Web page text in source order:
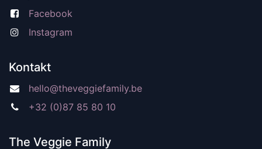
Facebook
Instagram
Kontakt
hello@theveggiefamily.be
+32 (0)87 85 80 10
The Veggie Family